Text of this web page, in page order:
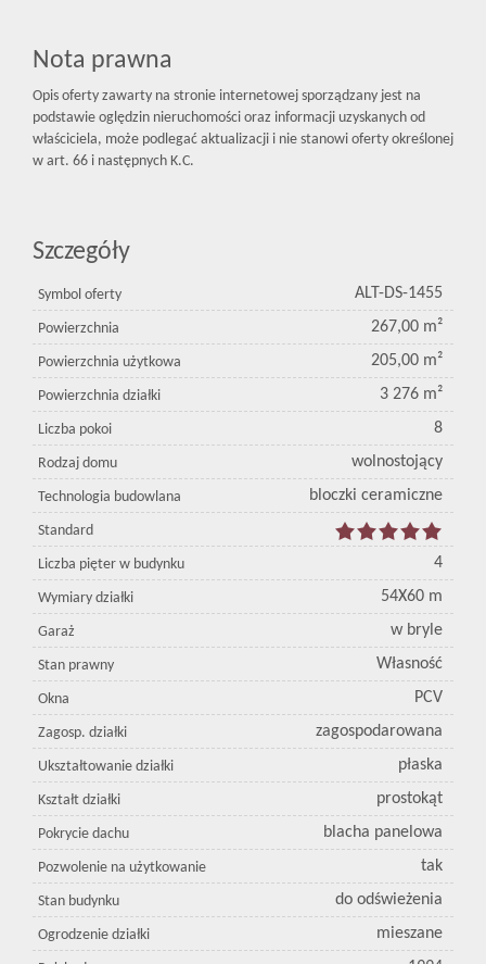
Nota prawna
Opis oferty zawarty na stronie internetowej sporządzany jest na
podstawie oględzin nieruchomości oraz informacji uzyskanych od
właściciela, może podlegać aktualizacji i nie stanowi oferty określonej
w art. 66 i następnych K.C.
Szczegóły
Symbol oferty ALT-DS-1455
Powierzchnia 267,00 m²
Powierzchnia użytkowa 205,00 m²
Powierzchnia działki 3 276 m²
Liczba pokoi 8
Rodzaj domu wolnostojący
Technologia budowlana bloczki ceramiczne
Standard
Liczba pięter w budynku 4
Wymiary działki 54X60 m
Garaż w bryle
Stan prawny Własność
Okna PCV
Zagosp. działki zagospodarowana
Ukształtowanie działki płaska
Kształt działki prostokąt
Pokrycie dachu blacha panelowa
Pozwolenie na użytkowanie tak
Stan budynku do odświeżenia
Ogrodzenie działki mieszane